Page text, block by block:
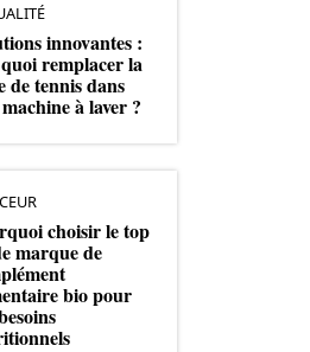
innovantes :
remplacer la
de tennis dans
à laver ?
choisir le top
marque de
bio pour